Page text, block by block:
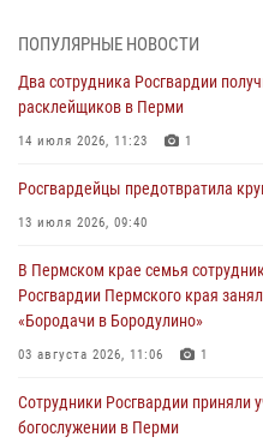
юных спортсменов
03 августа 2026, 10:59
30 июля 2026, 05:19
богослужении в Перми
28 июля 2026, 10:44
Росгвардейцы оказали силовую
28 июля 2026, 06:15
ПОПУЛЯРНЫЕ НОВОСТИ
Два сотрудника Росгвардии
расклейщиков в Перми
14 июля 2026, 11:23 1
Росгвардейцы предотвратила
13 июля 2026, 09:40
В Пермском крае семья
Росгвардии Пермского края
«Бородачи в Бородулино»
03 августа 2026, 11:06 1
Сотрудники Росгвардии приняли
богослужении в Перми